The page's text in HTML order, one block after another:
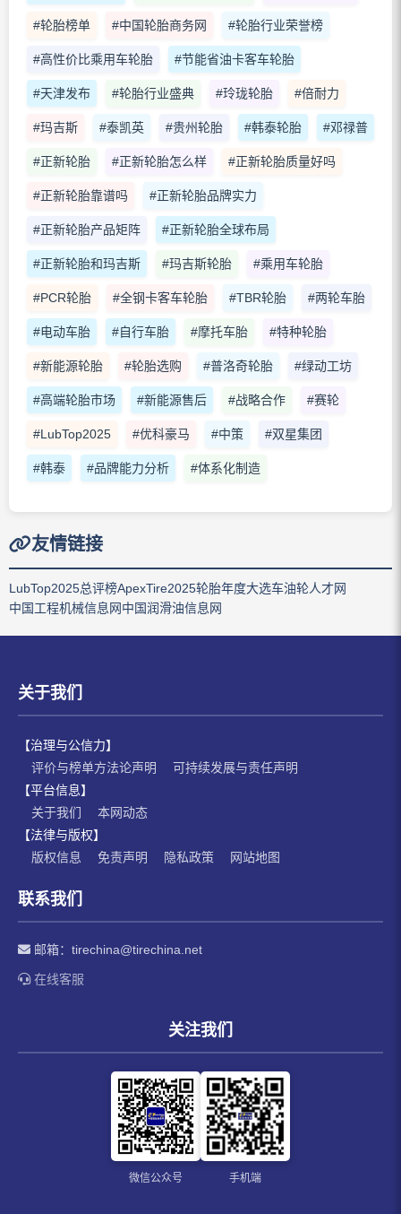
#轮胎榜单 #中国轮胎商务网 #轮胎行业荣誉榜
#高性价比乘用车轮胎 #节能省油卡客车轮胎
#天津发布 #轮胎行业盛典 #玲珑轮胎 #倍耐力
#玛吉斯 #泰凯英 #贵州轮胎 #韩泰轮胎 #邓禄普
#正新轮胎 #正新轮胎怎么样 #正新轮胎质量好吗
#正新轮胎靠谱吗 #正新轮胎品牌实力
#正新轮胎产品矩阵 #正新轮胎全球布局
#正新轮胎和玛吉斯 #玛吉斯轮胎 #乘用车轮胎
#PCR轮胎 #全钢卡客车轮胎 #TBR轮胎 #两轮车胎
#电动车胎 #自行车胎 #摩托车胎 #特种轮胎
#新能源轮胎 #轮胎选购 #普洛奇轮胎 #绿动工坊
#高端轮胎市场 #新能源售后 #战略合作 #赛轮
#LubTop2025 #优科豪马 #中策 #双星集团
#韩泰 #品牌能力分析 #体系化制造
友情链接
LubTop2025总评榜ApexTire2025轮胎年度大选车油轮人才网
中国工程机械信息网中国润滑油信息网
关于我们
【治理与公信力】
评价与榜单方法论声明
可持续发展与责任声明
【平台信息】
关于我们
本网动态
【法律与版权】
版权信息
免责声明 隐私政策 网站地图
联系我们
邮箱： tirechina@tirechina.net
在线客服
关注我们
微信公众号 手机端